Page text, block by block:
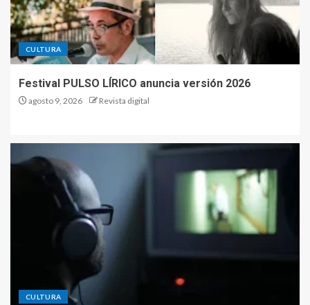
CULTURA
Festival PULSO LÍRICO anuncia versión 2026
agosto 9, 2026 Revista digital
CULTURA